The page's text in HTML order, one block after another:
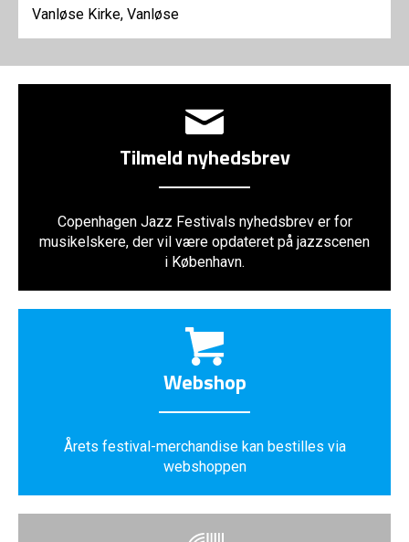
Vanløse Kirke, Vanløse
Tilmeld nyhedsbrev
Copenhagen Jazz Festivals nyhedsbrev er for
musikelskere, der vil være opdateret på jazzscenen
i København.
Webshop
Årets festival-merchandise kan bestilles via
webshoppen